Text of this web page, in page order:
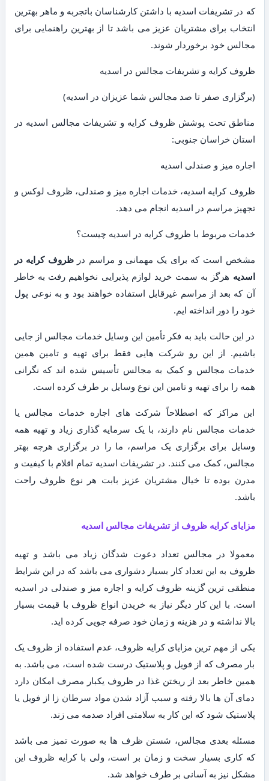
که در تشریفات اسدیه با داشتن کارشناسان باتجربه و ماهر بهترین
انتخاب برای مشتریان عزیز می باشد تا از بهترین راهنمایی برای
مجالس خود برخوردار شوند.
ظروف کرایه و تشریفات مجالس در اسدیه
(برگزاری صفر تا صد مجالس شما عزیزان در اسدیه)
مناطق تحت پوشش ظروف کرایه و تشریفات مجالس اسدیه در
استان خراسان جنوبی:
اجاره میز و صندلی اسدیه
ظروف کرایه اسدیه، خدمات اجاره میز و صندلی، ظروف لوکس و
تجهیز مراسم در اسدیه انجام می دهد.
خدمات مربوط با ظروف کرایه در اسدیه چیست؟
مشخص است که برای یک مهمانی و مراسم درظروف کرایه در
اسدیه هرگز به سمت خرید لوازم پذیرایی نخواهیم رفت به خاطر
آن که بعد از مراسم غیرقابل استفاده خواهند بود و به نوعی پول
خود را دور انداخته ایم.
در این حالت باید به فکر تأمین این وسایل خدمات مجالس از جایی
باشیم. از این رو شرکت هایی فقط برای تهیه و تامین همین
خدمات مجالس و کمک به مجالس تأسیس شده اند که نگرانی
همه را برای تهیه و تامین این نوع وسایل بر طرف کرده است.
این مراکز که اصطلاحاً شرکت های اجاره خدمات مجالس یا
خدمات مجالس نام دارند، با یک سرمایه گذاری زیاد و تهیه همه
وسایل برای برگزاری یک مراسم، ما را در برگزاری هرچه بهتر
مجالس، کمک می کنند. در تشریفات اسدیه تمام اقلام با کیفیت و
مدرن بوده تا خیال مشتریان عزیز بابت هر نوع ظروف راحت
باشد.
مزایای کرایه ظروف از تشریفات مجالس اسدیه
معمولا در مجالس تعداد دعوت شدگان زیاد می باشد و تهیه
ظروف به این تعداد کار بسیار دشواری می باشد که در این شرایط
منطقی ترین گزینه ظروف کرایه و اجاره میز و صندلی در اسدیه
است. با این کار دیگر نیاز به خریدن انواع ظروف با قیمت بسیار
بالا نداشته و در هزینه و زمان خود صرفه جویی کرده اید.
یکی از مهم ترین مزایای کرایه ظروف، عدم استفاده از ظروف یک
بار مصرف که از فویل و پلاستیک درست شده است، می باشد. به
همین خاطر بعد از ریختن غذا در ظروف یکبار مصرف امکان دارد
دمای آن ها بالا رفته و سبب آزاد شدن مواد سرطان زا از فویل یا
پلاستیک شود که این کار به سلامتی افراد صدمه می زند.
مسئله بعدی مجالس، شستن ظرف ها به صورت تمیز می باشد
که کاری بسیار سخت و زمان بر است، ولی با کرایه ظروف این
مشکل نیز به آسانی بر طرف خواهد شد.